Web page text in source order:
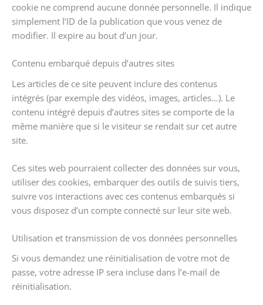
cookie ne comprend aucune donnée personnelle. Il indique
simplement l’ID de la publication que vous venez de
modifier. Il expire au bout d’un jour.
Contenu embarqué depuis d’autres sites
Les articles de ce site peuvent inclure des contenus
intégrés (par exemple des vidéos, images, articles…). Le
contenu intégré depuis d’autres sites se comporte de la
même manière que si le visiteur se rendait sur cet autre
site.
Ces sites web pourraient collecter des données sur vous,
utiliser des cookies, embarquer des outils de suivis tiers,
suivre vos interactions avec ces contenus embarqués si
vous disposez d’un compte connecté sur leur site web.
Utilisation et transmission de vos données personnelles
Si vous demandez une réinitialisation de votre mot de
passe, votre adresse IP sera incluse dans l’e-mail de
réinitialisation.